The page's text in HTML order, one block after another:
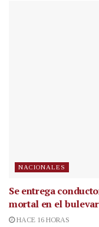
NACIONALES
Se entrega
mortal en el
HACE 16 HORAS